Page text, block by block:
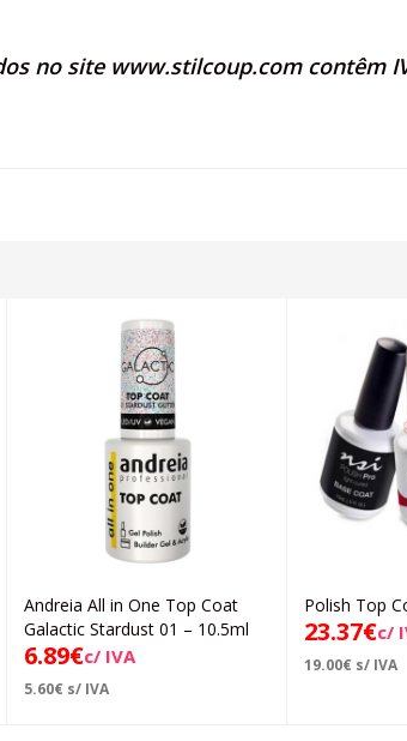
no site www.stilcoup.comcontêm
Adicionar
Andreia All in One Top Coat
Galactic Stardust 01 – 10.5ml
6.89€c/ IVA
5.60€ s/ IVA
Polish Top
23.37€c/
19.00€ s/ IVA